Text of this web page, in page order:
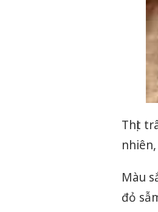
Thịt
Màu
đỏ